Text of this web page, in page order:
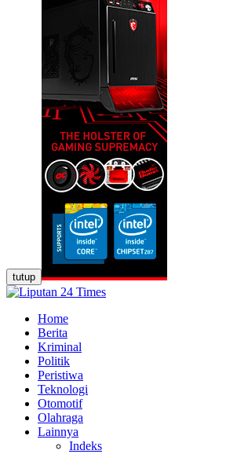
tutup
Home
Berita
Kriminal
Politik
Peristiwa
Teknologi
Otomotif
Olahraga
Lainnya
Indeks